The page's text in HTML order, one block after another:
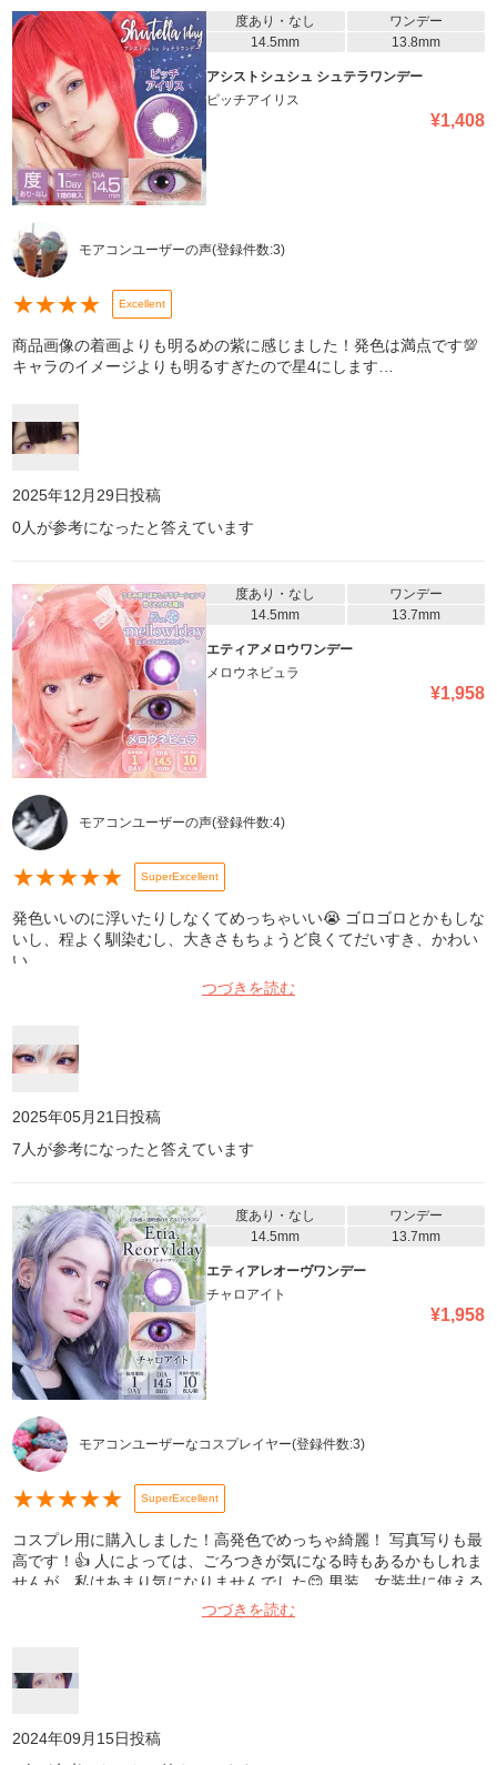
度あり・なし
ワンデー
14.5mm
13.8mm
アシストシュシュ シュテラワンデー
ピッチアイリス
¥1,408
モアコンユーザーの声(登録件数:3)
★★★★ Excellent
商品画像の着画よりも明るめの紫に感じました！発色は満点です💯
キャラのイメージよりも明るすぎたので星4にします…
2025年12月29日投稿
0人が参考になったと答えています
度あり・なし
ワンデー
14.5mm
13.7mm
エティアメロウワンデー
メロウネビュラ
¥1,958
モアコンユーザーの声(登録件数:4)
★★★★★ SuperExcellent
発色いいのに浮いたりしなくてめっちゃいい😭 ゴロゴロとかもしな
いし、程よく馴染むし、大きさもちょうど良くてだいすき、かわい
い。
つづきを読む
2025年05月21日投稿
7 人が参考になったと答えています
度あり・なし
ワンデー
14.5mm
13.7mm
エティアレオーヴワンデー
チャロアイト
¥1,958
モアコンユーザーなコスプレイヤー(登録件数:3)
★★★★★ SuperExcellent
コスプレ用に購入しました！高発色でめっちゃ綺麗！ 写真写りも最
高です！👍 人によっては、ごろつきが気になる時もあるかもしれま
せんが、私はあまり気になりませんでした😊 男装、女装共に使える
丁度いい大きさです👏 このシリーズは全体的に発色がよく めちゃ
くちゃお気に入りなので他のカラーも愛用してます！ この金額で1
つづきを読む
2024年09月15日投稿